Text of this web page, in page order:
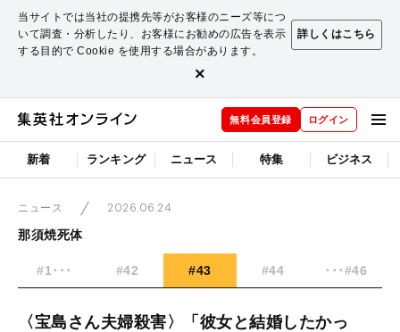
当サイトでは当社の提携先等がお客様のニーズ等につ
いて調査・分析したり、お客様にお勧めの広告を表示
する目的で Cookie を使用する場合があります。
詳しくはこちら
×
無料会員登録 ログイン
新着 ランキング ニュース 特集 ビジネス
ニュース
2026.06.24
那須焼死体
#1･･･ #42 #43 #44 ･･･#46
〈宝島さん夫婦殺害〉「彼女と結婚したかっ